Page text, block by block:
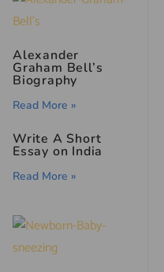
Alexander
Graham Bell’s
Biography
Read More »
Write A Short
Essay on India
Read More »